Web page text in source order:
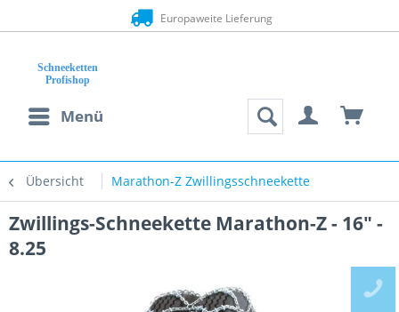
Europaweite Lieferung
Menü
Übersicht Marathon-Z Zwillingsschneekette
Zwillings-Schneekette Marathon-Z - 16" -
8.25